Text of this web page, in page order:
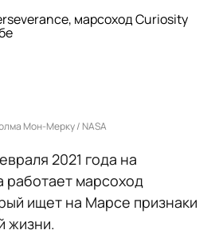
марсоход Curiosity
Мон-Мерку / NASA
2021 года на
работает марсоход
ищет на Марсе признаки
жизни.